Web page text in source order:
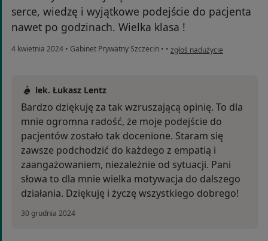
serce, wiedzę i wyjątkowe podejście do pacjenta
nawet po godzinach. Wielka klasa !
4 kwietnia 2024 • Gabinet Prywatny Szczecin • • w opinii użytkownika Pacjent
zgłoś nadużycie
lek. Łukasz Lentz
Bardzo dziękuję za tak wzruszającą opinię. To dla
mnie ogromna radość, że moje podejście do
pacjentów zostało tak docenione. Staram się
zawsze podchodzić do każdego z empatią i
zaangażowaniem, niezależnie od sytuacji. Pani
słowa to dla mnie wielka motywacja do dalszego
działania. Dziękuję i życzę wszystkiego dobrego!
30 grudnia 2024